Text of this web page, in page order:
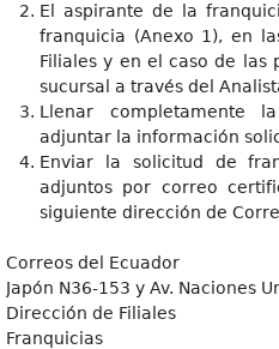
El aspirante de la
franquicia (Anexo 1), en
Filiales y en el caso de las
sucursal a través del
Llenar completamente
adjuntar la información
Enviar la solicitud de
adjuntos por correo
siguiente dirección de
Correos del Ecuador
Japón N36-153 y Av. Naciones
Dirección de Filiales
Franquicias